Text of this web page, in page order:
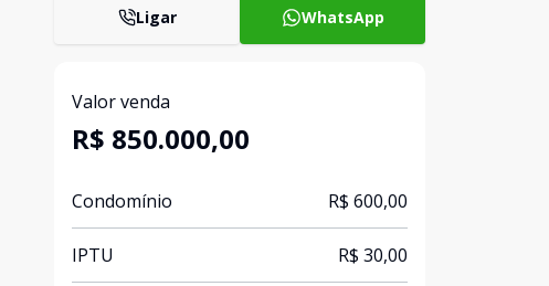
Ligar WhatsApp
Valor venda
R$ 850.000,00
Condomínio R$ 600,00
IPTU R$ 30,00